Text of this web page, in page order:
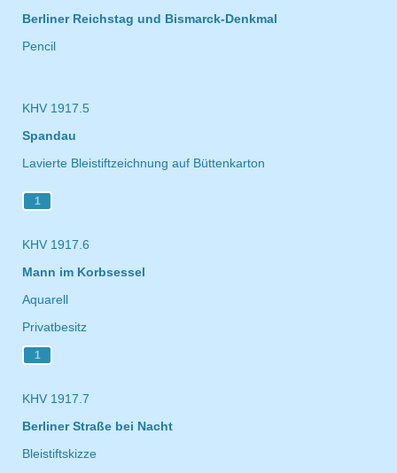
Berliner Reichstag und Bismarck-Denkmal
Pencil
KHV 1917.5
Spandau
Lavierte Bleistiftzeichnung auf Büttenkarton
1
KHV 1917.6
Mann im Korbsessel
Aquarell
Privatbesitz
1
KHV 1917.7
Berliner Straße bei Nacht
Bleistiftskizze